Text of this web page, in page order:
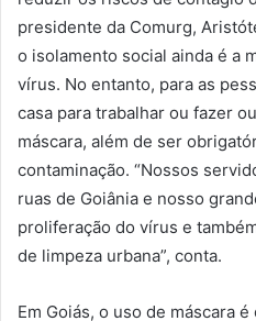
presidente da Comurg,
o isolamento social ainda é a
vírus. No entanto, para as
casa para trabalhar ou fazer
máscara, além de ser
contaminação. “Nossos
ruas de Goiânia e nosso
proliferação do vírus e
de limpeza urbana”, conta.
Em Goiás, o uso de máscara